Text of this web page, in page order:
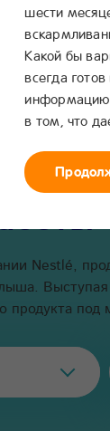
Nestlé,
продукта под
шести
Какой бы
всегда
в том, что